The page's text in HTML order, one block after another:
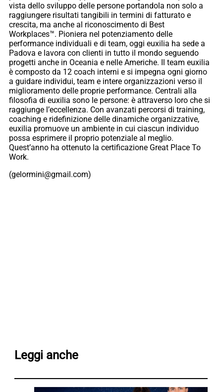
vista dello sviluppo delle persone portandola non solo a
raggiungere risultati tangibili in termini di fatturato e
crescita, ma anche al riconoscimento di Best
Workplaces™. Pioniera nel potenziamento delle
performance individuali e di team, oggi euxilia ha sede a
Padova e lavora con clienti in tutto il mondo seguendo
progetti anche in Oceania e nelle Americhe. Il team euxilia
è composto da 12 coach interni e si impegna ogni giorno
a guidare individui, team e intere organizzazioni verso il
miglioramento delle proprie performance. Centrali alla
filosofia di euxilia sono le persone: è attraverso loro che si
raggiunge l’eccellenza. Con avanzati percorsi di training,
coaching e ridefinizione delle dinamiche organizzative,
euxilia promuove un ambiente in cui ciascun individuo
possa esprimere il proprio potenziale al meglio.
Quest’anno ha ottenuto la certificazione Great Place To
Work.
(gelormini@gmail.com)
Leggi anche